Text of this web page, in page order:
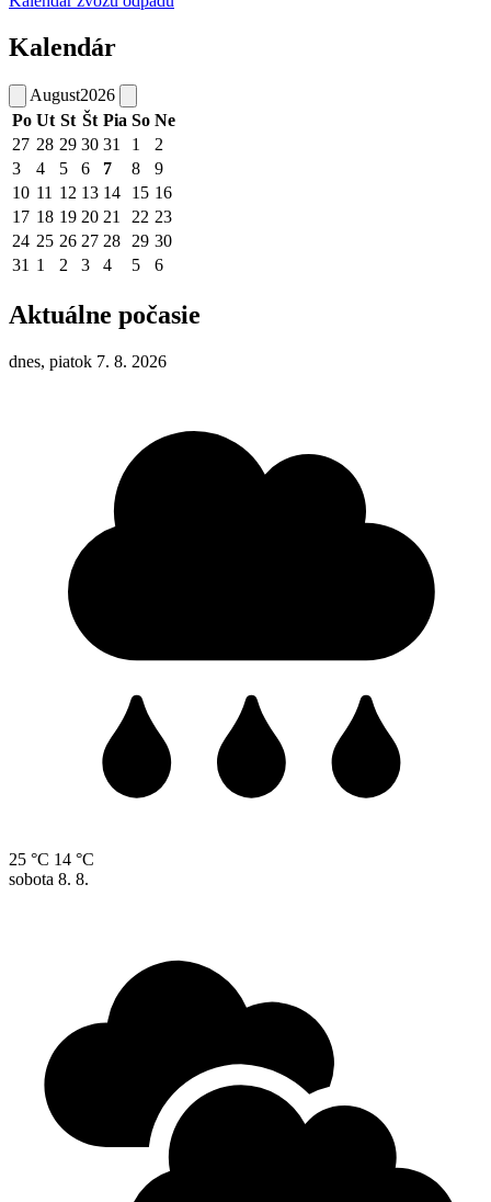
Kalendár
August2026
Po Ut St Št Pia So Ne
27 28 29 30 31 1
2
3
4 5 6 7 8
9
10 11 12 13 14 15 16
17 18 19 20 21 22 23
24 25 26 27 28 29 30
31 1 2 3 4 5 6
Aktuálne počasie
dnes, piatok 7. 8. 2026
25 °C 14 °C
sobota 8. 8.